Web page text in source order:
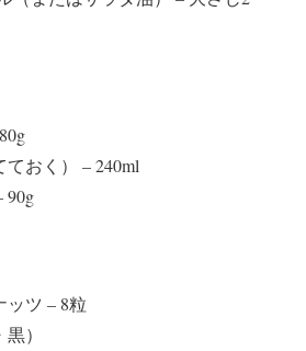
おく） – 240ml
90g
ツ – 8粒
）